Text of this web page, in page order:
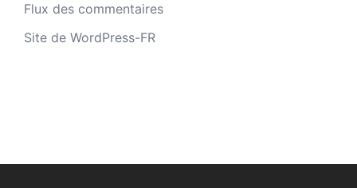
Flux des commentaires
Site de WordPress-FR